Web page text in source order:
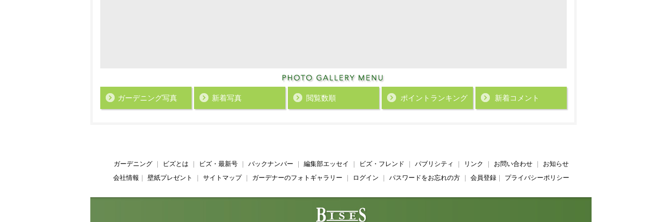
ガーデニング写真 新着写真 閲覧数順 ポイント ランキング 新着コメント
ガーデニング｜ ビズとは ビズ・最新号｜ バックナンバー 編集部エッセイ ビズ・フレンド パブリシティ リンク お問い合わせ｜ お知らせ
会社情報
壁紙プレゼント サイトマップ｜ ガーデナーのフォトギャラリー ログイン パスワードをお忘れの方｜ 会員登録｜ プライバシーポリシー